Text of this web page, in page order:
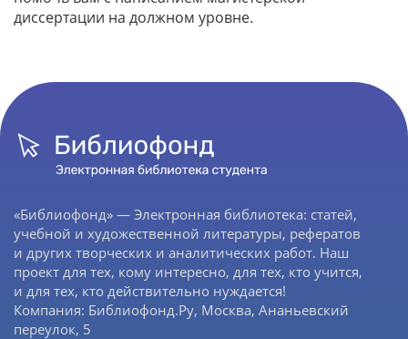
диссертации на должном уровне.
«Библиофонд» — Электронная библиотека: статей,
учебной и художественной литературы, рефератов
и других творческих и аналитических работ. Наш
проект для тех, кому интересно, для тех, кто учится,
и для тех, кто действительно нуждается!
Компания: Библиофонд.Ру, Москва, Ананьевский
переулок, 5